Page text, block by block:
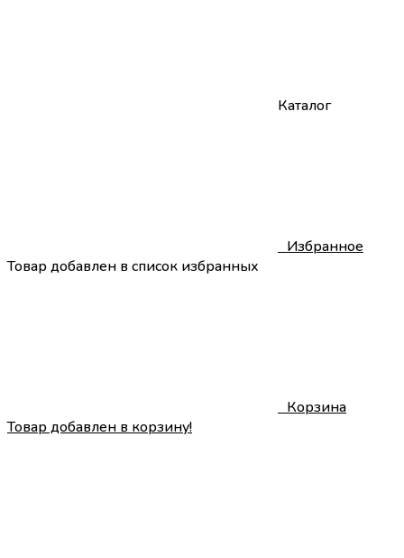
Каталог
Избранное
Товар добавлен в список избранных
Корзина
Товар добавлен в корзину!